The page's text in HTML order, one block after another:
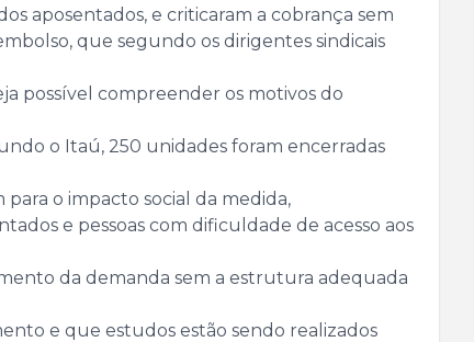
aposentados, e criticaram a cobrança sem
que segundo os dirigentes sindicais
possível compreender os motivos do
o Itaú, 250 unidades foram encerradas
o impacto social da medida,
e pessoas com dificuldade de acesso aos
da demanda sem a estrutura adequada
e que estudos estão sendo realizados